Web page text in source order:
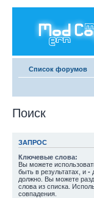
Список форумов
Поиск
ЗАПРОС
Ключевые слова:
Вы можете
быть в результатах, и -
должно. Вы можете
слова из списка.
совпадения.